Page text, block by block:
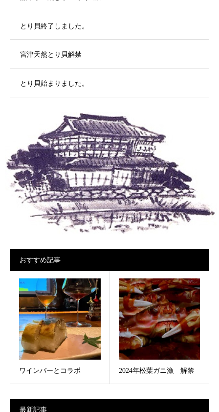
とり貝終了しました。
宮津天然とり貝解禁
とり貝始まりました。
おすすめ記事
ワインバーとコラボ 2024年松葉ガニ漁 解禁
最新記事